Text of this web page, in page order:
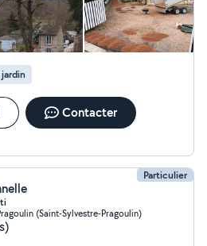
Contacter
Particulier
(Saint-Sylvestre-Pragoulin)